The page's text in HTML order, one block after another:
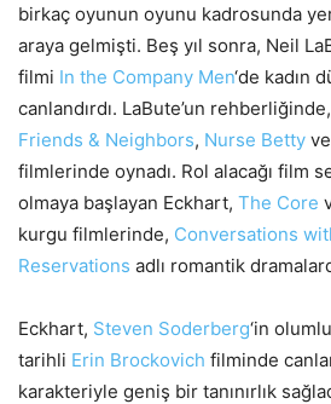
birkaç oyunun oyunu kadrosunda
araya gelmişti. Beş yıl sonra, Neil
filmi In the Company Men‘de kadın
canlandırdı. LaBute’un
Friends & Neighbors, Nurse Betty ve
filmlerinde oynadı. Rol alacağı film
olmaya başlayan Eckhart, The Core
kurgu filmlerinde, Conversations
Reservations adlı romantik
Eckhart, Steven Soderberg‘in
tarihli Erin Brockovich filminde
karakteriyle geniş bir tanınırlık